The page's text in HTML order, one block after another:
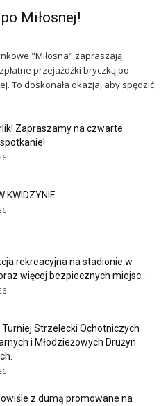
Miłosnej!
"Miłosna" zapraszają
przejażdżki bryczką po
To doskonała okazja, aby spędzić
Zapraszamy na czwarte
KWIDZYNIE
rekreacyjna na stadionie w
więcej bezpiecznych miejsc...
Strzelecki Ochotniczych
i Młodzieżowych Drużyn
z dumą promowane na